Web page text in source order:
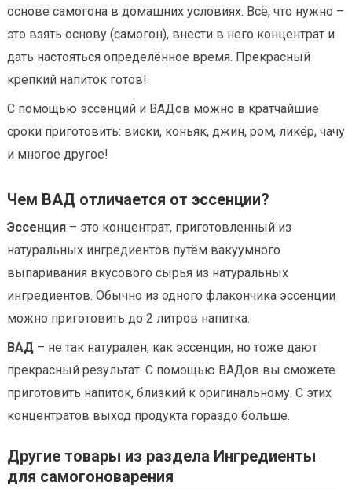
основе самогона в домашних условиях. Всё, что нужно –
это взять основу (самогон), внести в него концентрат и
дать настояться определённое время. Прекрасный
крепкий напиток готов!
С помощью эссенций и ВАДов можно в кратчайшие
сроки приготовить: виски, коньяк, джин, ром, ликёр, чачу
и многое другое!
Чем ВАД отличается от эссенции?
Эссенция – это концентрат, приготовленный из
натуральных ингредиентов путём вакуумного
выпаривания вкусового сырья из натуральных
ингредиентов. Обычно из одного флакончика эссенции
можно приготовить до 2 литров напитка.
ВАД – не так натурален, как эссенция, но тоже дают
прекрасный результат. С помощью ВАДов вы сможете
приготовить напиток, близкий к оригинальному. С этих
концентратов выход продукта гораздо больше.
Другие товары из раздела Ингредиенты
для самогоноварения